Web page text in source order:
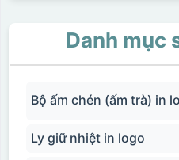
Danh mục
Bộ ấm chén (ấm trà) in
Ly giữ nhiệt in logo